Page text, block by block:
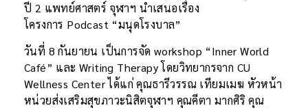
ปี 2 แพทย์ศาสตร์ จุฬาฯ นำเสนอเรื่อง
โครงการ Podcast “มนุดโรงบาล”
วันที่ 8 กันยายน เป็นการจัด workshop “Inner World
Café” และ Writing Therapy โดยวิทยากรจาก CU
Wellness Center ได้แก่ คุณธารีวรรณ เทียมเมฆ หัวหน้า
หน่วยส่งเสริมสุขภาวะนิสิตจุฬาฯ คุณคีตา มากศิริ คุณ